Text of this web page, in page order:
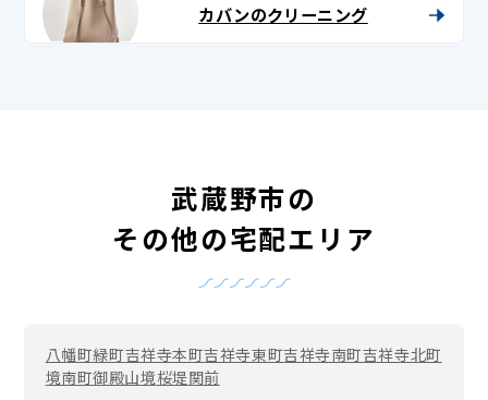
カバンのクリーニング
武蔵野市の
その他の宅配エリア
八幡町緑町吉祥寺本町吉祥寺東町吉祥寺南町吉祥寺北町
境南町御殿山境桜堤関前